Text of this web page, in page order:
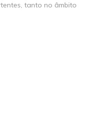
tanto no âmbito